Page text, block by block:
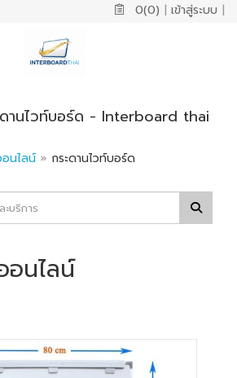
0(0) | เข้าสู่ระบบ |
านไวท์บอร์ด - Interboard thai
นไลน์ » กระดานไวท์บอร์ด
นไลน์